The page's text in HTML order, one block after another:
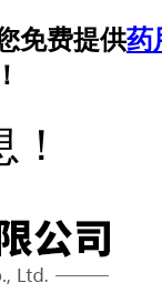
免费提供药